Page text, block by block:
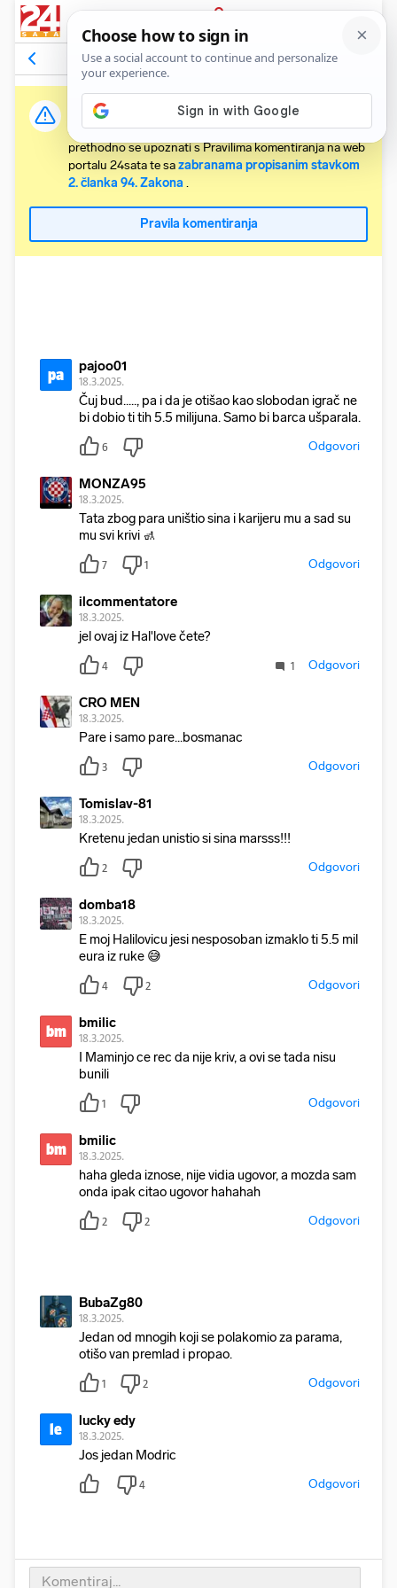
PRIJAVA
Komentari11 Relevantni
Važna obavijest:
Svaki korisnik koji želi komentirati članke obvezan je
prethodno se upoznati s Pravilima komentiranja na web
portalu 24sata te sazabranama propisanim stavkom
2. članka 94. Zakona .
Pravila komentiranja
pa pajoo01
18.3.2025.
Čuj bud....., pa i da je otišao kao slobodan igrač ne
bi dobio ti tih 5.5 milijuna. Samo bi barca ušparala.
6 Odgovori
MONZA95
18.3.2025.
Tata zbog para uništio sina i karijeru mu a sad su
mu svi krivi 🚮
7 1 Odgovori
ilcommentatore
18.3.2025.
jel ovaj iz Hal'love čete?
4 1 Odgovori
CRO MEN
18.3.2025.
Pare i samo pare...bosmanac
3 Odgovori
Tomislav-81
18.3.2025.
Kretenu jedan unistio si sina marsss!!!
2 Odgovori
domba18
18.3.2025.
E moj Halilovicu jesi nesposoban izmaklo ti 5.5 mil
eura iz ruke 😅
4 2 Odgovori
bm bmilic
18.3.2025.
I Maminjo ce rec da nije kriv, a ovi se tada nisu
bunili
1 Odgovori
bm bmilic
18.3.2025.
haha gleda iznose, nije vidia ugovor, a mozda sam
onda ipak citao ugovor hahahah
2 2 Odgovori
BubaZg80
18.3.2025.
Jedan od mnogih koji se polakomio za parama,
otišo van premlad i propao.
1 2 Odgovori
le lucky edy
18.3.2025.
Jos jedan Modric
4 Odgovori